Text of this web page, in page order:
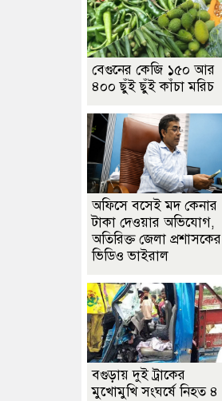
বেগুনের কেজি ১৫০ আর
৪০০ ছুঁই ছুঁই কাঁচা মরিচ
অফিসে বসেই মদ কেনার
টাকা দেওয়ার অভিযোগ,
অতিরিক্ত জেলা প্রশাসকের
ভিডিও ভাইরাল
বগুড়ায় দুই ট্রাকের
মুখোমুখি সংঘর্ষে নিহত ৪